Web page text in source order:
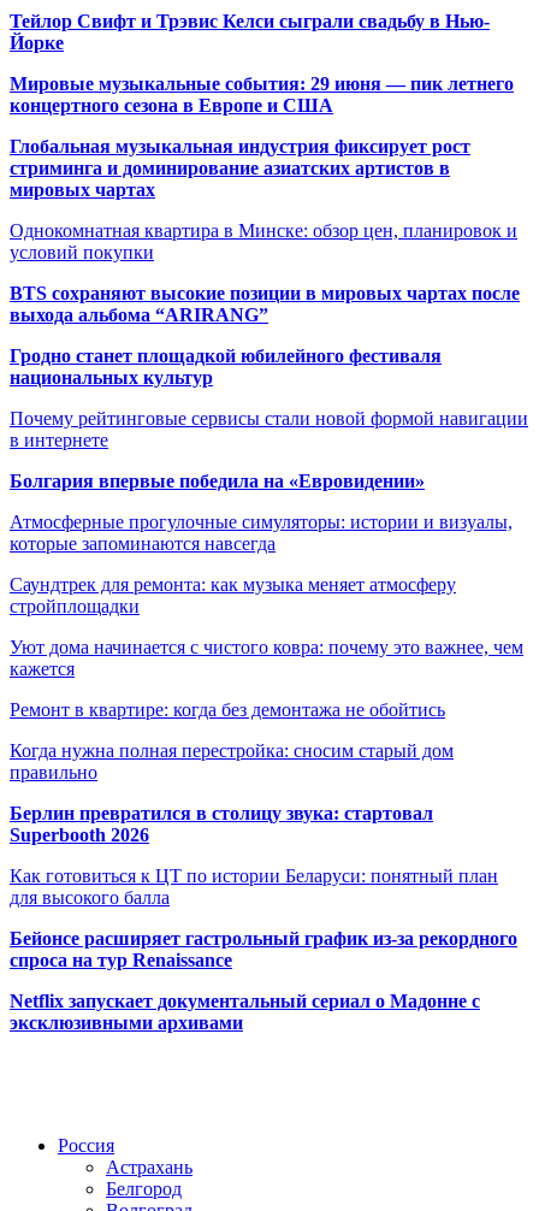
Тейлор Свифт и Трэвис Келси сыграли свадьбу в Нью-
Йорке
Мировые музыкальные события: 29 июня — пик летнего
концертного сезона в Европе и США
Глобальная музыкальная индустрия фиксирует рост
стриминга и доминирование азиатских артистов в
мировых чартах
Однокомнатная квартира в Минске: обзор цен, планировок и
условий покупки
BTS сохраняют высокие позиции в мировых чартах после
выхода альбома “ARIRANG”
Гродно станет площадкой юбилейного фестиваля
национальных культур
Почему рейтинговые сервисы стали новой формой навигации
в интернете
Болгария впервые победила на «Евровидении»
Атмосферные прогулочные симуляторы: истории и визуалы,
которые запоминаются навсегда
Саундтрек для ремонта: как музыка меняет атмосферу
стройплощадки
Уют дома начинается с чистого ковра: почему это важнее, чем
кажется
Ремонт в квартире: когда без демонтажа не обойтись
Когда нужна полная перестройка: сносим старый дом
правильно
Берлин превратился в столицу звука: стартовал
Superbooth 2026
Как готовиться к ЦТ по истории Беларуси: понятный план
для высокого балла
Бейонсе расширяет гастрольный график из-за рекордного
спроса на тур Renaissance
Netflix запускает документальный сериал о Мадонне с
эксклюзивными архивами
Россия
Астрахань
Белгород